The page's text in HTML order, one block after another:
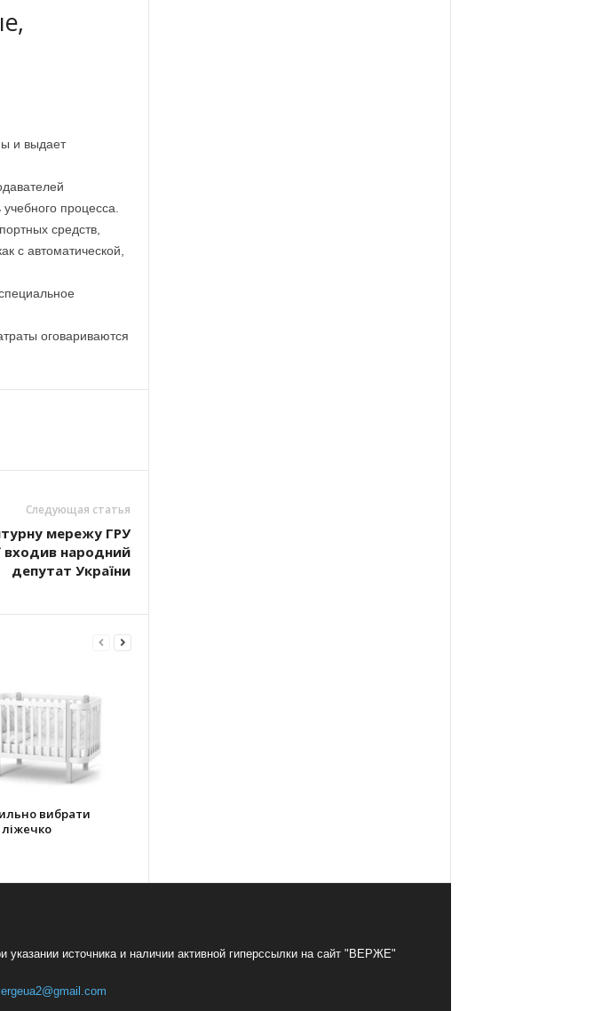
и выдает
процесса.
средств,
с автоматической,
оговариваются
Следующая статья
мережу ГРУ
входив народний
депутат України
вибрати
источника и наличии активной гиперссылки на сайт "ВЕРЖЕ"